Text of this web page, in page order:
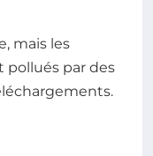
mais les
par des